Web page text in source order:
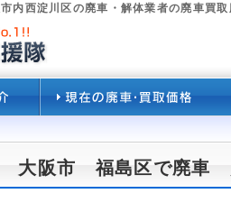
内西淀川区の廃車・解体業者の廃車買
阪市 福島区で廃車